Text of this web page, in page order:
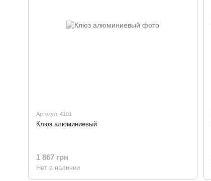
Артикул: 4101
Клюз алюминиевый
1 867 грн
Нет в наличии